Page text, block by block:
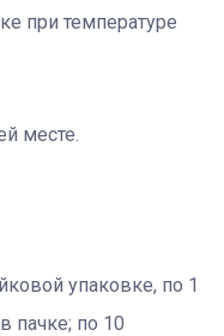
при температуре
месте.
упаковке, по 1
пачке; по 10